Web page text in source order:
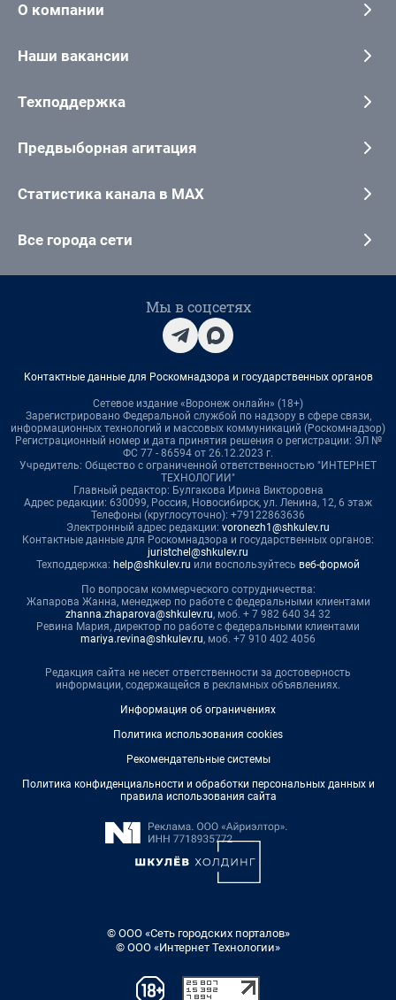
О компании
Наши вакансии
Техподдержка
Предвыборная агитация
Статистика канала в MAX
Все города сети
Мы в соцсетях
Контактные данные для Роскомнадзора и государственных органов
Сетевое издание «Воронеж онлайн» (18+)
Зарегистрировано Федеральной службой по надзору в сфере связи,
информационных технологий и массовых коммуникаций (Роскомнадзор)
Регистрационный номер и дата принятия решения о регистрации: ЭЛ №
ФС 77 - 86594 от 26.12.2023 г.
Учредитель: Общество с ограниченной ответственностью "ИНТЕРНЕТ
ТЕХНОЛОГИИ"
Главный редактор: Булгакова Ирина Викторовна
Адрес редакции: 630099, Россия, Новосибирск, ул. Ленина, 12, 6 этаж
Телефоны (круглосуточно): +79122863636
Электронный адрес редакции: voronezh1@shkulev.ru
Контактные данные для Роскомнадзора и государственных органов:
juristchel@shkulev.ru
Техподдержка: help@shkulev.ru или воспользуйтесь веб-формой
По вопросам коммерческого сотрудничества:
Жапарова Жанна, менеджер по работе с федеральными клиентами
zhanna.zhaparova@shkulev.ru, моб. + 7 982 640 34 32
Ревина Мария, директор по работе с федеральными клиентами
mariya.revina@shkulev.ru, моб. +7 910 402 4056
Редакция сайта не несет ответственности за достоверность
информации, содержащейся в рекламных объявлениях.
Информация об ограничениях
Политика использования cookies
Рекомендательные системы
Политика конфиденциальности и обработки персональных данных и
правила использования сайта
© ООО «Сеть городских порталов»
© ООО «Интернет Технологии»